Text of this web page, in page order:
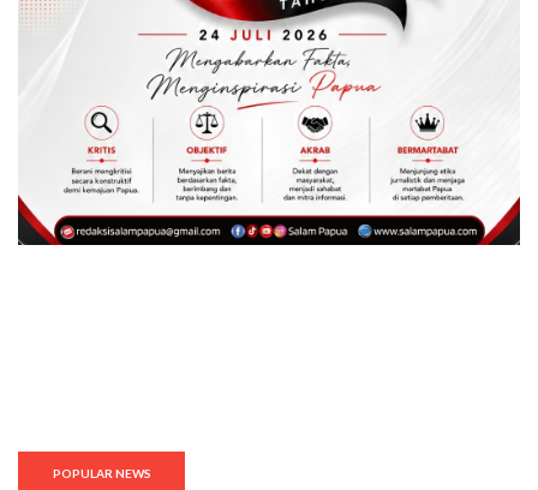
POPULAR NEWS